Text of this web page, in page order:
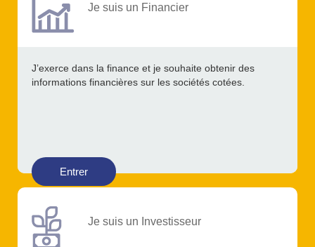
Je suis un Financier
J’exerce dans la finance et je souhaite obtenir des
informations financières sur les sociétés cotées.
Entrer
Je suis un Investisseur